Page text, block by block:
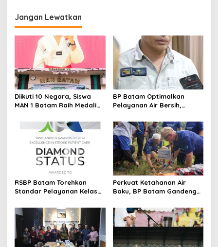
a
s
o
s
Jangan Lewatkan
Diikuti 10 Negara, Siswa
MAN 1 Batam Raih Medali
Taekwondo Internasional
Singapura
BP Batam Optimalkan
Pelayanan Air Bersih,
Gunakan Air Secara Bijak
RSBP Batam Torehkan
Standar Pelayanan Kelas
dari WSO
Perkuat Ketahanan Air
Baku, BP Batam Gandeng
Bambu Betung di
Bendungan Sei Nongsa